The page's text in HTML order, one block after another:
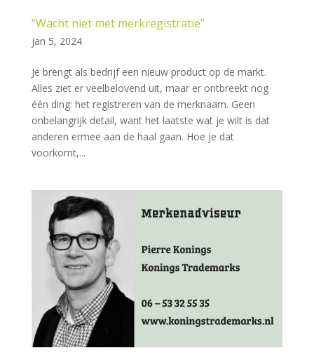
“Wacht niet met merkregistratie”
jan 5, 2024
Je brengt als bedrijf een nieuw product op de markt.
Alles ziet er veelbelovend uit, maar er ontbreekt nog
één ding: het registreren van de merknaam. Geen
onbelangrijk detail, want het laatste wat je wilt is dat
anderen ermee aan de haal gaan. Hoe je dat
voorkomt,...